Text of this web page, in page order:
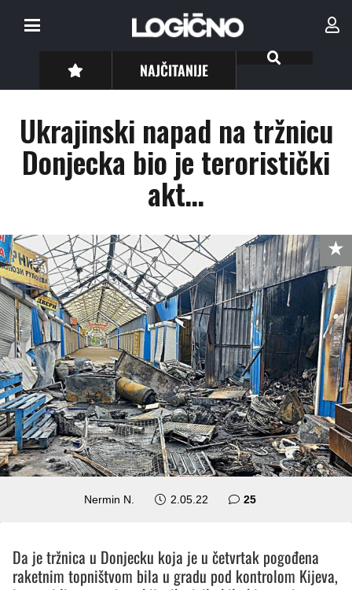
NAJČITANIJE
Ukrajinski napad na tržnicu
Donjecka bio je teroristički
akt…
Nermin N. 2.05.22 25komentara
Da je tržnica u Donjecku koja je u četvrtak pogođena
raketnim topništvom bila u gradu pod kontrolom Kijeva,